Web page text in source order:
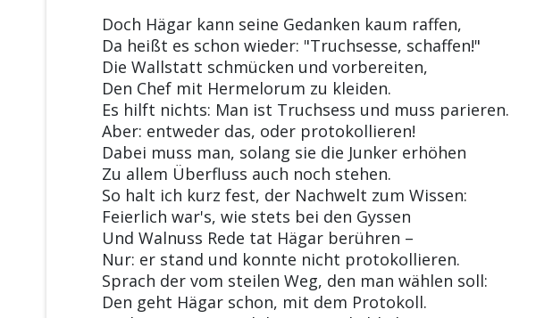
Doch Hägar kann seine Gedanken kaum raffen,
Da heißt es schon wieder: "Truchsesse, schaffen!"
Die Wallstatt schmücken und vorbereiten,
Den Chef mit Hermelorum zu kleiden.
Es hilft nichts: Man ist Truchsess und muss parieren.
Aber: entweder das, oder protokollieren!
Dabei muss man, solang sie die Junker erhöhen
Zu allem Überfluss auch noch stehen.
So halt ich kurz fest, der Nachwelt zum Wissen:
Feierlich war's, wie stets bei den Gyssen
Und Walnuss Rede tat Hägar berühren –
Nur: er stand und konnte nicht protokollieren.
Sprach der vom steilen Weg, den man wählen soll:
Den geht Hägar schon, mit dem Protokoll.